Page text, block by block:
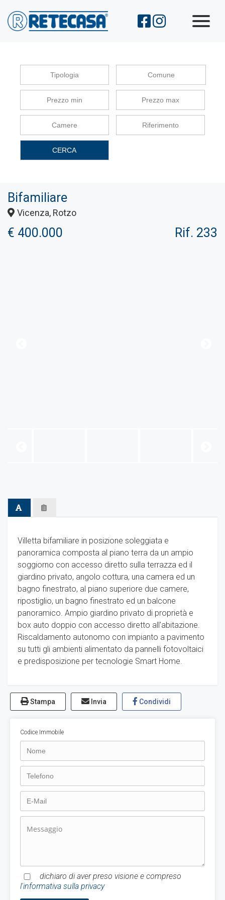
Immobili
Servizi
Contatti
Comune
CERCA
Bifamiliare
Vicenza, Rotzo
€ 400.000 Rif. 233
Villetta bifamiliare in posizione soleggiata e
panoramica composta al piano terra da un ampio
soggiorno con accesso diretto sulla terrazza ed il
giardino privato, angolo cottura, una camera ed un
bagno finestrato, al piano superiore due camere,
ripostiglio, un bagno finestrato ed un balcone
panoramico. Ampio giardino privato di proprietà e
box auto doppio con accesso diretto all'abitazione.
Riscaldamento autonomo con impianto a pavimento
su tutti gli ambienti alimentato da pannelli fotovoltaici
e predisposizione per tecnologie Smart Home.
Stampa Invia Condividi
Codice Immobile
dichiaro di aver preso visione e compreso
l'informativa sulla privacy